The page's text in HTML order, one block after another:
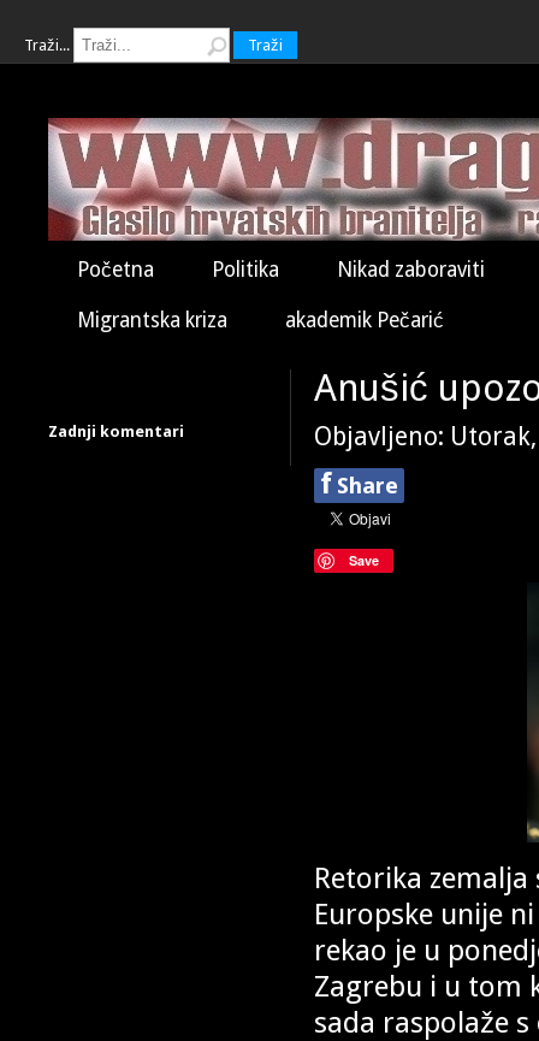
Traži... Traži
Početna Politika Nikad zaboraviti
Migrantska kriza akademik Pečarić
Zadnji komentari
Anušić
Objavljeno:
f Share
Save
Retorika
Europske unije
rekao je u
Zagrebu i u tom
sada raspolaže